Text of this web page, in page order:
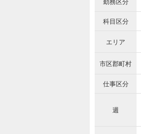
科目区分
エリア
市区郡町村
仕事区分
週